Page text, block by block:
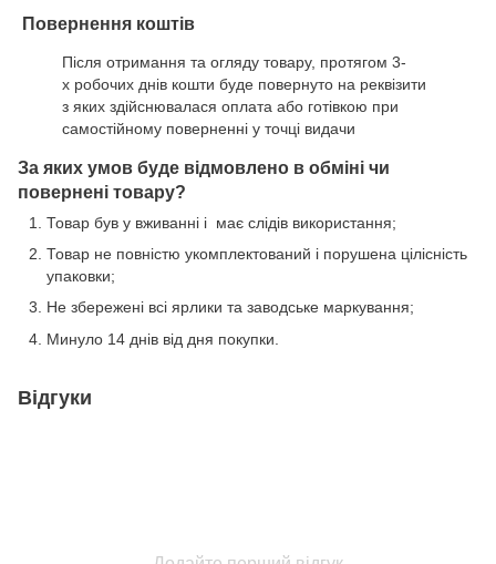
Повернення коштів
Після отримання та огляду товару, протягом 3-
х робочих днів кошти буде повернуто на реквізити
з яких здійснювалася оплата або готівкою при
самостійному поверненні у точці видачи
За яких умов буде відмовлено в обміні чи
повернені товару?
Товар був у вживанні і має слідів використання;
Товар не повністю укомплектований і порушена цілісність
упаковки;
Не збережені всі ярлики та заводське маркування;
Минуло 14 днів від дня покупки.
Відгуки